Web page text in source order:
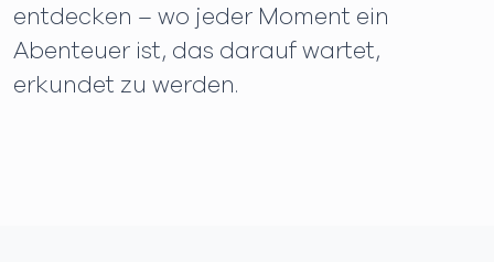
entdecken – wo jeder Moment ein
Abenteuer ist, das darauf wartet,
erkundet zu werden.